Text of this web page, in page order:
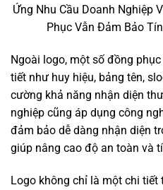
Ứng Nhu Cầu Doanh Nghiệp
Phục Vẫn Đảm Bảo
Ngoài logo, một số đồng
tiết như huy hiệu, bảng tên,
cường khả năng nhận diện
nghiệp cũng áp dụng công
đảm bảo dễ dàng nhận diện
giúp nâng cao độ an toàn và
Logo không chỉ là một chi